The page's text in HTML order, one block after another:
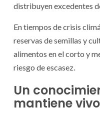
distribuyen excedentes
En tiempos de crisis
reservas de semillas y
alimentos en el corto y
riesgo de escasez.
Un
mantiene vivo